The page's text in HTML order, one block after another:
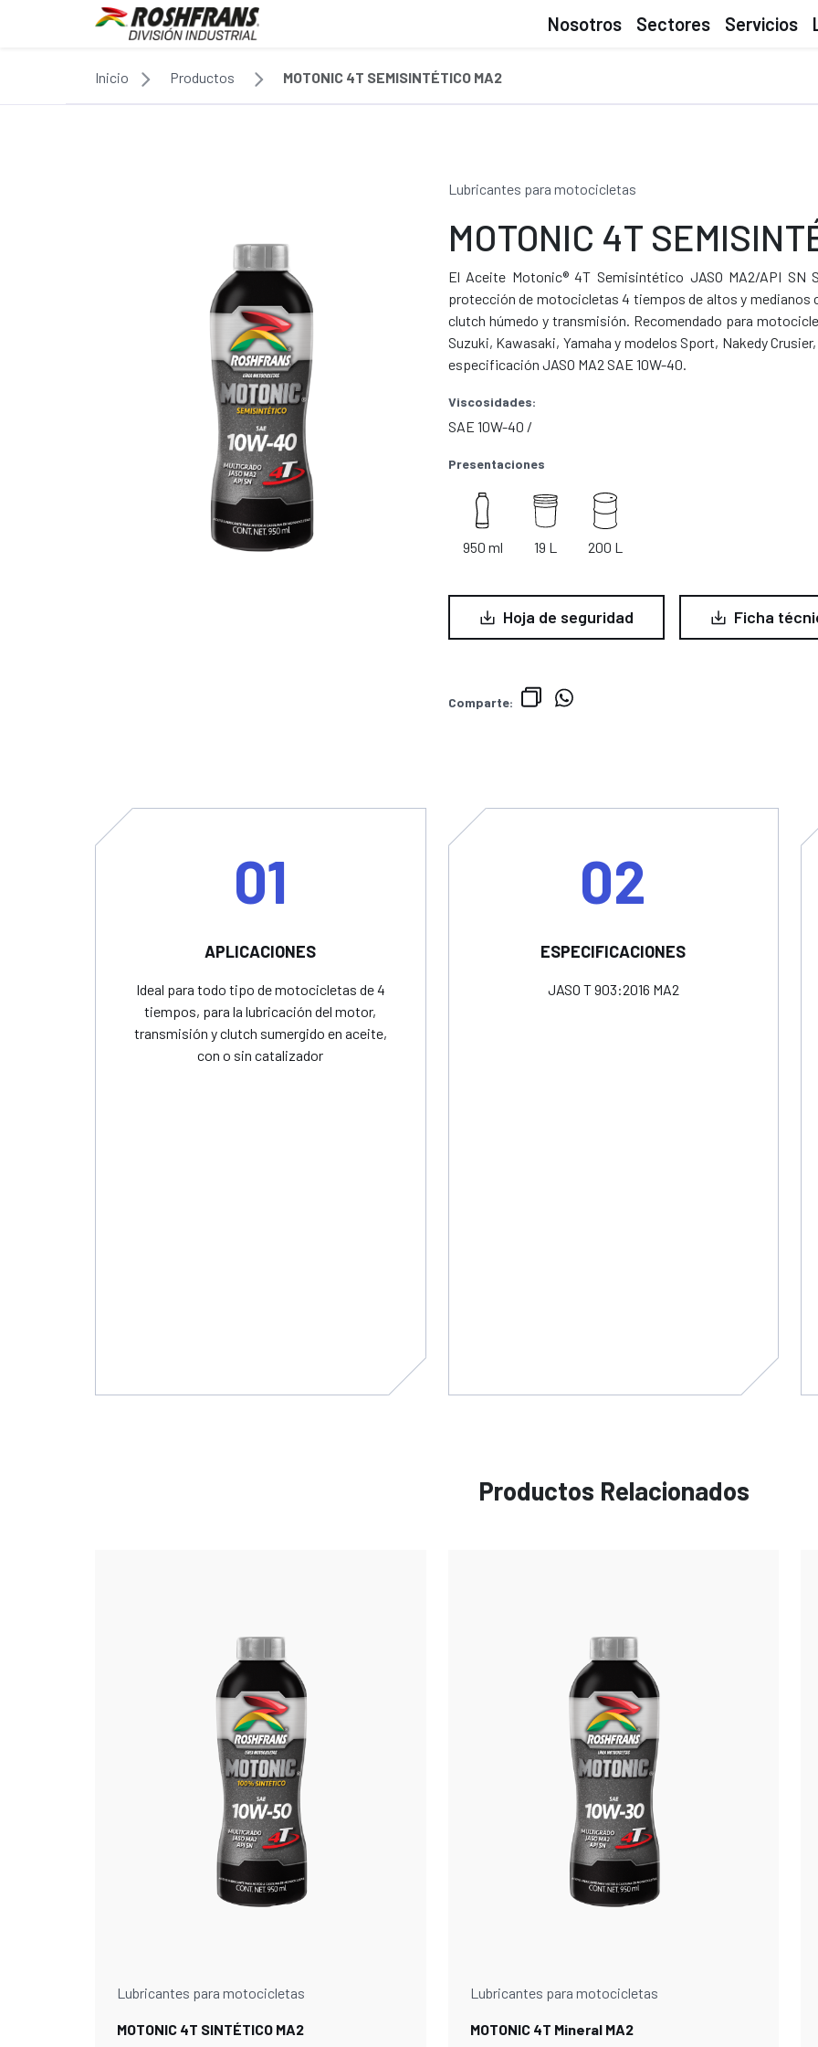
Nosotros Sectores Servicios
Inicio Productos MOTONIC 4T SEMISINTÉTICO MA2
Lubricantes para motocicletas
MOTONIC 4T
El Aceite Motonic® 4T Semisintético JASO MA2/API SN
protección de motocicletas 4 tiempos de altos y medianos
clutch húmedo y transmisión. Recomendado para
Suzuki, Kawasaki, Yamaha y modelos Sport, Nakedy
especificación JASO MA2 SAE 10W-40.
Viscosidades:
SAE 10W-40 /
Presentaciones
950 ml 19 L 200 L
Hoja de seguridad Ficha
Comparte:
01
APLICACIONES
Ideal para todo tipo de motocicletas de 4
tiempos, para la lubricación del motor,
transmisión y clutch sumergido en aceite,
con o sin catalizador
02
ESPECIFICACIONES
JASO T 903:2016 MA2
Productos Relacionados
Lubricantes para motocicletas
MOTONIC 4T SINTÉTICO MA2
Lubricantes para motocicletas
MOTONIC 4T Mineral MA2